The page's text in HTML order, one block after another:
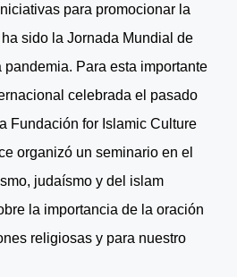
para promocionar la
sido la Jornada Mundial de
Para esta importante
celebrada el pasado
Fundación for Islamic Culture
organizó un seminario en el
judaísmo y del islam
la importancia de la oración
religiosas y para nuestro